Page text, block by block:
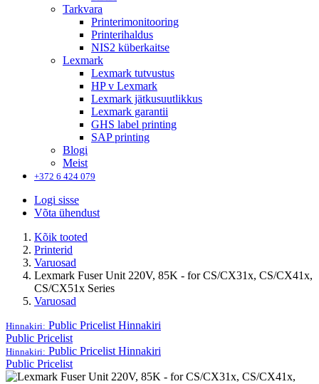
Tarkvara
Printerimonitooring
Printerihaldus
NIS2 küberkaitse
Lexmark
Lexmark tutvustus
HP v Lexmark
Lexmark jätkusuutlikkus
Lexmark garantii
GHS label printing
SAP printing
Blogi
Meist
+372 6 424 079
Logi sisse
Võta ühendust
Kõik tooted
Printerid
Varuosad
Lexmark Fuser Unit 220V, 85K - for CS/CX31x, CS/CX41x,
CS/CX51x Series
Varuosad
Hinnakiri: Public Pricelist Hinnakiri
Public Pricelist
Hinnakiri: Public Pricelist Hinnakiri
Public Pricelist